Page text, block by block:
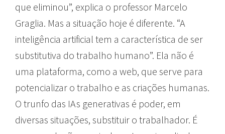
que eliminou”, explica o professor Marcelo
Graglia. Mas a situação hoje é diferente. “A
inteligência artificial tem a característica de ser
substitutiva do trabalho humano”. Ela não é
uma plataforma, como a web, que serve para
potencializar o trabalho e as criações humanas.
O trunfo das IAs generativas é poder, em
diversas situações, substituir o trabalhador. É